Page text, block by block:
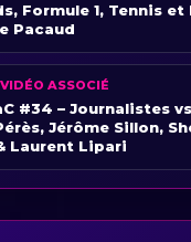
Formule 1, Tennis
Pacaud
ASSOCIÉ
#34 – Journalistes
Jérôme Sillon,
Laurent Lipari